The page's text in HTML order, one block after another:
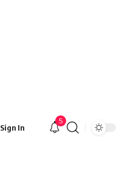
Sign In
5